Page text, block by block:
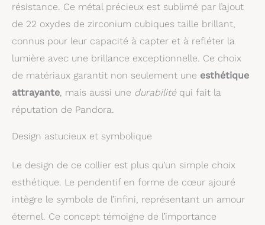
résistance. Ce métal précieux est sublimé par l’ajout
de 22 oxydes de zirconium cubiques taille brillant,
connus pour leur capacité à capter et à refléter la
lumière avec une brillance exceptionnelle. Ce choix
de matériaux garantit non seulement une esthétique
attrayante , mais aussi une durabilitéqui fait la
réputation de Pandora.
Design astucieux et symbolique
Le design de ce collier est plus qu’un simple choix
esthétique. Le pendentif en forme de cœur ajouré
intègre le symbole de l’infini, représentant un amour
éternel. Ce concept témoigne de l’importance